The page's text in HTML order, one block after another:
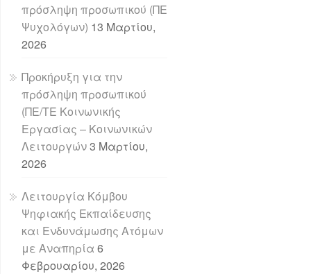
πρόσληψη προσωπικού (ΠΕ
Ψυχολόγων) 13 Μαρτίου,
2026
Προκήρυξη για την
πρόσληψη προσωπικού
(ΠΕ/ΤΕ Κοινωνικής
Εργασίας – Κοινωνικών
Λειτουργών3 Μαρτίου,
2026
Λειτουργία Κόμβου
Ψηφιακής Εκπαίδευσης
και Ενδυνάμωσης Ατόμων
με Αναπηρία 6
Φεβρουαρίου, 2026